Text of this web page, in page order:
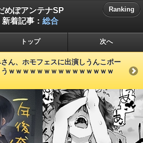
めぽアンテナSP
新着記事： 総合
Ranking
トップ 次へ
さん、ホモフェスに出演しうんこポー
ｗｗｗｗｗｗｗｗｗｗｗｗｗｗｗ